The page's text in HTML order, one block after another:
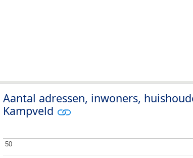
Aantal adressen, inwoners,
Kampveld
50
50